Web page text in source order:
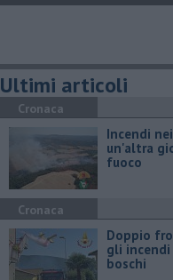
Ultimi articoli
Cronaca
Incendi
un'altra
fuoco
Cronaca
Doppio
gli
boschi